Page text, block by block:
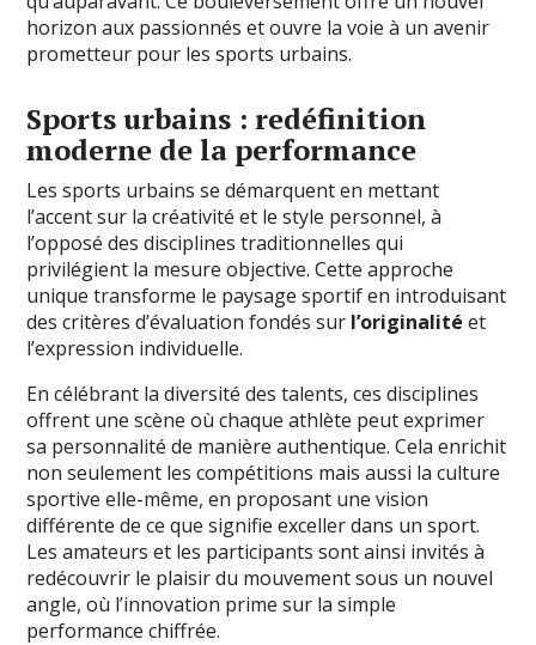
horizon aux passionnés et ouvre la voie à un avenir
prometteur pour les sports urbains.
Sports urbains : redéfinition
moderne de la performance
Les sports urbains se démarquent en mettant
l’accent sur la créativité et le style personnel, à
l’opposé des disciplines traditionnelles qui
privilégient la mesure objective. Cette approche
unique transforme le paysage sportif en introduisant
des critères d’évaluation fondés sur l’originalité et
l’expression individuelle.
En célébrant la diversité des talents, ces disciplines
offrent une scène où chaque athlète peut exprimer
sa personnalité de manière authentique. Cela enrichit
non seulement les compétitions mais aussi la culture
sportive elle-même, en proposant une vision
différente de ce que signifie exceller dans un sport.
Les amateurs et les participants sont ainsi invités à
redécouvrir le plaisir du mouvement sous un nouvel
angle, où l’innovation prime sur la simple
performance chiffrée.